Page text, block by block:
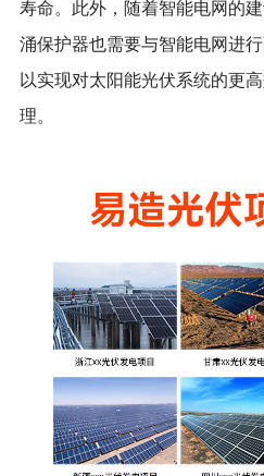
寿命。此外，随着智能电网的
涌保护器也需要与智能电网进
以实现对太阳能光伏系统的更
理。